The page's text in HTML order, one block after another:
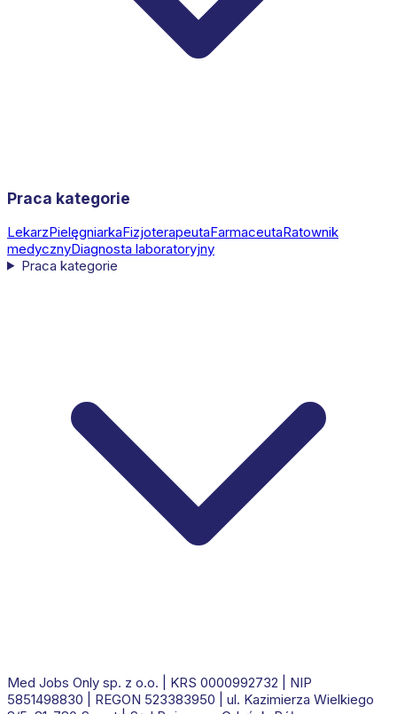
Praca kategorie
LekarzPielęgniarkaFizjoterapeutaFarmaceutaRatownik
medycznyDiagnosta laboratoryjny
Praca kategorie
Med Jobs Only sp. z o.o. | KRS 0000992732 | NIP
5851498830 | REGON 523383950
ul. Kazimierza Wielkiego